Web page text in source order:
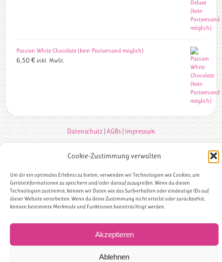
Cookie-Zustimmung verwalten
Um dir ein optimales Erlebnis zu bieten, verwenden wir Technologien wie Cookies, um
Geräteinformationen zu speichern und/oder darauf zuzugreifen. Wenn du diesen
Technologien zustimmst, können wir Daten wie das Surfverhalten oder eindeutige IDs auf
dieser Website verarbeiten. Wenn du deine Zustimmung nicht erteilst oder zurückziehst,
können bestimmte Merkmale und Funktionen beeinträchtigt werden.
Akzeptieren
Ablehnen
Passion White Chocolate (kein Postversand möglich)
6,50 € inkl. MwSt.
Datenschutz|AGBs|Impressum
SCHLAGWÖRTER
Geschmackskompositionen Hochzeitstorten Kuchen kunst
Macarons Matthias Ludwigs Patisserie Patissier des Jahres
Pralinen Savoir Vivre süßes Torten Catering Torten Kölntörtchen
Vertrag widerrufen